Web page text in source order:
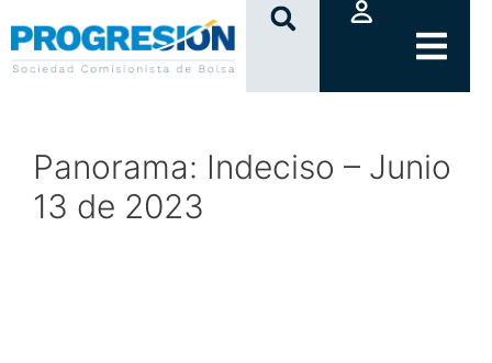
clic
Panorama: Indeciso – Junio
13 de 2023